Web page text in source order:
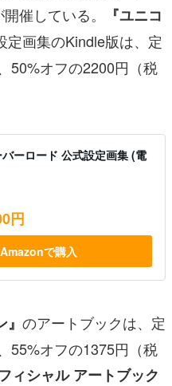
催している。
『ユニコ
定画集のKindle版は、定
50%オフの2200円（税
ーロード 公式設定画集 (電
円
Amazonで購入
のアートブックは、定
55%オフの1375円（税
ィシャル アートブック